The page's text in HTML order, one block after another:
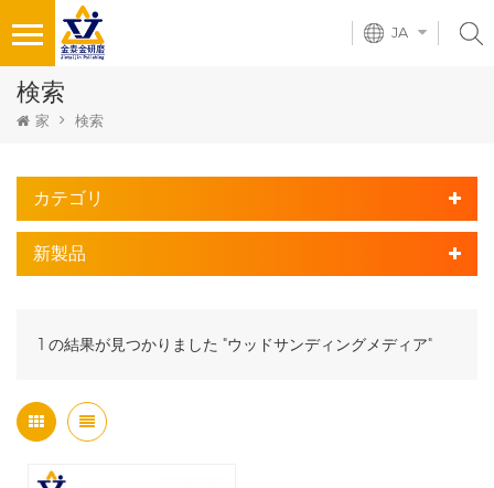
JA
検索
家 検索
カテゴリ
新製品
1 の結果が見つかりました "ウッドサンディングメディア"